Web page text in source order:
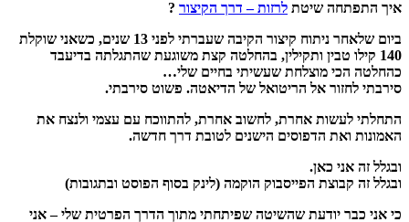
איך התפתחה שיטת לרזות – דרך הקיצור ?
ביום שלאחר ניתוח קיצור הקיבה שעברתי לפני 13 שנים, כשאני שוקלת
140 קילו טבין ותקילין, בהחלטה קצת משוגעת שהתגלתה בדיעבד
כהחלטה הכי מוצלחת שעשיתי בחיים שלי…
סירבתי לחזור אל הריטואל של הדיאטה. פשוט סירבתי.
התחלתי לעשות אחרת, לחשוב אחרת, להתווכח עם עצמי ולנצח את
האמונות ואת הדפוסים הישנים לטובת דרך חדשה.
ובגלל זה אני כאן.
ובגלל זה קבוצת הפייסבוק הוקמה (לינק בסוף הפוסט ובתגובות)
כי אני כבר יודעת שהשיטה שפיתחתי מתוך הדרך הפרטית שלי – אני